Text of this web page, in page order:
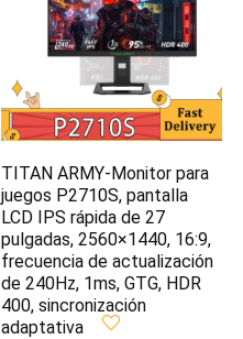
TITAN ARMY-Monitor para
juegos P2710S, pantalla
LCD IPS rápida de 27
pulgadas, 2560×1440, 16:9,
frecuencia de actualización
de 240Hz, 1ms, GTG, HDR
400, sincronización
adaptativa